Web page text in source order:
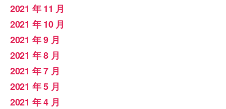
2021 年 11 月
2021 年 10 月
2021 年 9 月
2021 年 8 月
2021 年 7 月
2021 年 5 月
2021 年 4 月